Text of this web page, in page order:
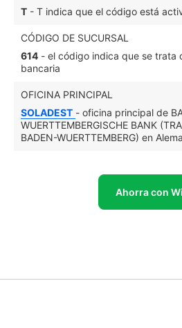
T - T indica que el código está
CÓDIGO DE SUCURSAL
614 - el código indica que se trata
bancaria
OFICINA PRINCIPAL
SOLADEST - oficina principal de
WUERTTEMBERGISCHE BANK
BADEN-WUERTTEMBERG) en
Ahorra con